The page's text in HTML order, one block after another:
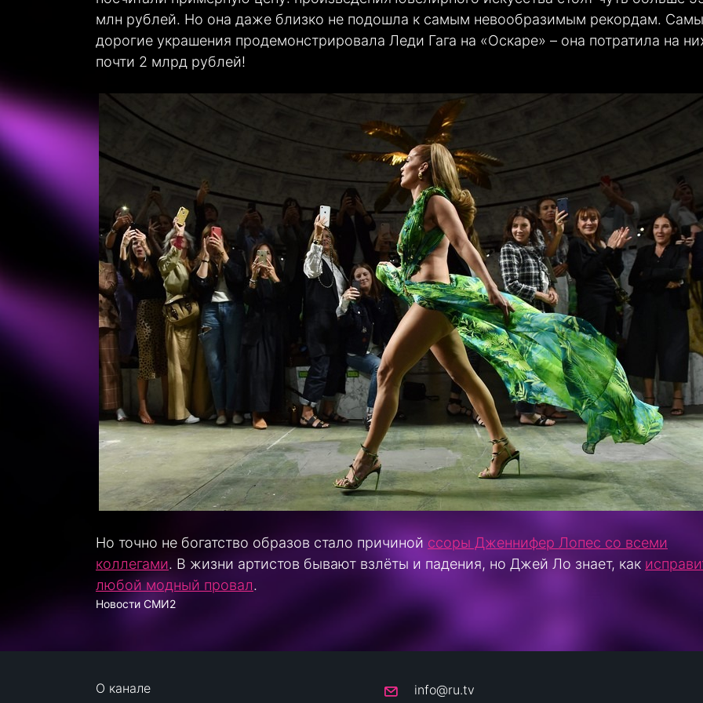
млн рублей. Но она даже близко не подошла к самым невообразимым рекордам.
дорогие украшения продемонстрировала Леди Гага на «Оскаре» – она потратила на
почти 2 млрд рублей!
Но точно не богатство образов стало причиной ссоры Дженнифер Лопес со всеми
коллегами. В жизни артистов бывают взлёты и падения, но Джей Ло знает, как
любой модный провал.
Новости СМИ2
О канале info@ru.tv